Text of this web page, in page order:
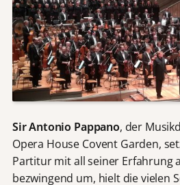
Sir Antonio Pappano, der
Opera House Covent Garden,
Partitur mit all seiner Erfahrung
bezwingend um, hielt die vielen